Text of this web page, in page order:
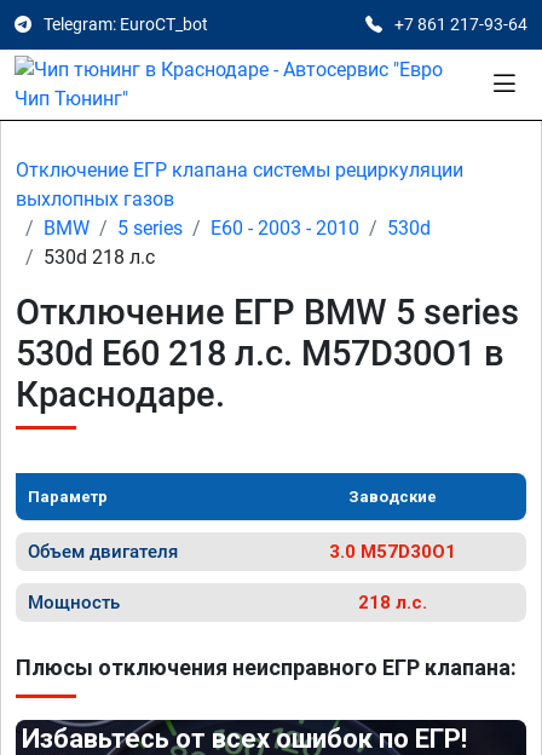
Telegram: EuroCT_bot +7 861 217-93-64
Отключение ЕГР клапана системы рециркуляции
выхлопных газов
BMW
5 series E60 - 2003 - 2010
530d
530d 218 л.с
Отключение ЕГР BMW 5 series
530d E60 218 л.с. M57D30O1 в
Краснодаре.
Параметр Заводские
Объем двигателя 3.0 M57D30O1
Мощность 218 л.с.
Плюсы отключения неисправного ЕГР клапана:
Избавьтесь от всех ошибок по ЕГР!